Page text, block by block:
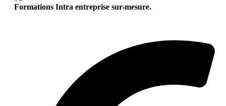
Formations Intra entreprise sur-mesure.